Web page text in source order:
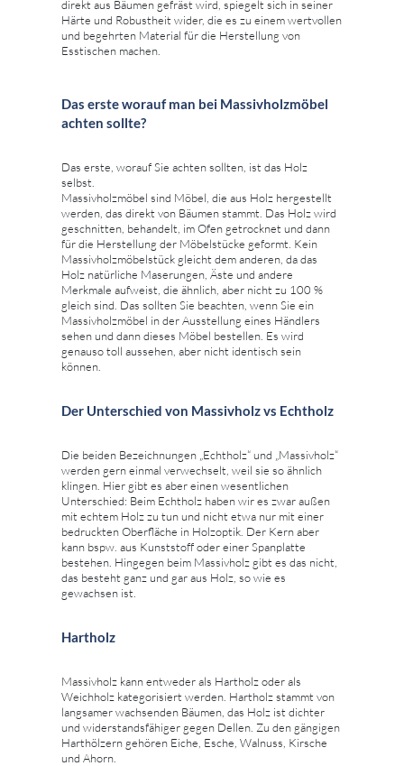
direkt aus Bäumen gefräst wird, spiegelt sich in seiner
Härte und Robustheit wider, die es zu einem wertvollen
und begehrten Material für die Herstellung von
Esstischen machen.
Das erste worauf man bei Massivholzmöbel
achten sollte?
Das erste, worauf Sie achten sollten, ist das Holz
selbst.
Massivholzmöbel sind Möbel, die aus Holz hergestellt
werden, das direkt von Bäumen stammt. Das Holz wird
geschnitten, behandelt, im Ofen getrocknet und dann
für die Herstellung der Möbelstücke geformt. Kein
Massivholzmöbelstück gleicht dem anderen, da das
Holz natürliche Maserungen, Äste und andere
Merkmale aufweist, die ähnlich, aber nicht zu 100 %
gleich sind. Das sollten Sie beachten, wenn Sie ein
Massivholzmöbel in der Ausstellung eines Händlers
sehen und dann dieses Möbel bestellen. Es wird
genauso toll aussehen, aber nicht identisch sein
können.
Der Unterschied von Massivholz vs Echtholz
Die beiden Bezeichnungen „Echtholz“ und „Massivholz“
werden gern einmal verwechselt, weil sie so ähnlich
klingen. Hier gibt es aber einen wesentlichen
Unterschied: Beim Echtholz haben wir es zwar außen
mit echtem Holz zu tun und nicht etwa nur mit einer
bedruckten Oberfläche in Holzoptik. Der Kern aber
kann bspw. aus Kunststoff oder einer Spanplatte
bestehen. Hingegen beim Massivholz gibt es das nicht,
das besteht ganz und gar aus Holz, so wie es
gewachsen ist.
Hartholz
Massivholz kann entweder als Hartholz oder als
Weichholz kategorisiert werden. Hartholz stammt von
langsamer wachsenden Bäumen, das Holz ist dichter
und widerstandsfähiger gegen Dellen. Zu den gängigen
Harthölzern gehören Eiche, Esche, Walnuss, Kirsche
und Ahorn.